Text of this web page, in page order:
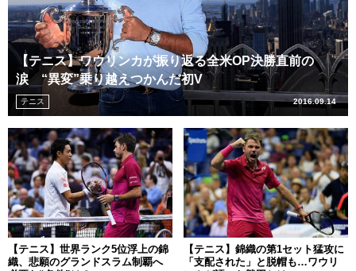
【テニス】ワウリンカが振り返る全米OP決勝直前の
涙 “異変”乗り越えつかんだ初V
テニス 2016.09.14
【テニス】世界ランク5位浮上の錦
織、悲願のグランドスラム制覇へ
【テニス】錦織の第1セット猛攻に
「支配された」と脱帽も…ワウリ